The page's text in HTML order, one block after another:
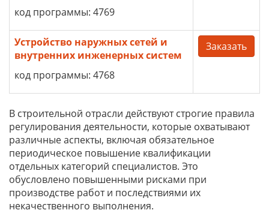
код программы: 4769
Устройство наружных сетей и
внутренних инженерных систем
код программы: 4768
Заказать
В строительной отрасли действуют строгие правила
регулирования деятельности, которые охватывают
различные аспекты, включая обязательное
периодическое повышение квалификации
отдельных категорий специалистов. Это
обусловлено повышенными рисками при
производстве работ и последствиями их
некачественного выполнения.